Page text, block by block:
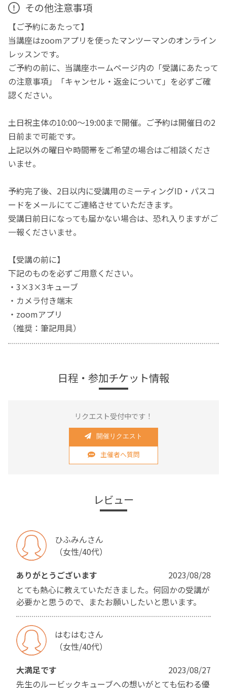
その他注意事項
【ご予約にあたって】
当講座はzoomアプリを使ったマンツーマンのオンライン
レッスンです。
ご予約の前に、当講座ホームページ内の「受講にあたって
の注意事項」「キャンセル・返金について」を必ずご確
認ください。
土日祝主体の10:00～19:00まで開催。ご予約は開催日の2
日前まで可能です。
上記以外の曜日や時間帯をご希望の場合はご相談くださ
いませ。
予約完了後、2日以内に受講用のミーティングID・パスコ
ードをメールにてご連絡させていただきます。
受講日前日になっても届かない場合は、恐れ入りますがご
一報くださいませ。
【受講の前に】
下記のものを必ずご用意ください。
・3×3×3キューブ
・カメラ付き端末
・zoomアプリ
（推奨：筆記用具）
日程・参加チケット情報
リクエスト受付中です！
開催リクエスト
主催者へ質問
レビュー
ひふみんさん
（女性/40代）
ありがとうございます
2023/08/28
とても熱心に教えていただきました。何回かの受講が
必要かと思うので、またお願いしたいと思います。
はむはむさん
（女性/40代）
大満足です
2023/08/27
先生のルービックキューブへの想いがとても伝わる優